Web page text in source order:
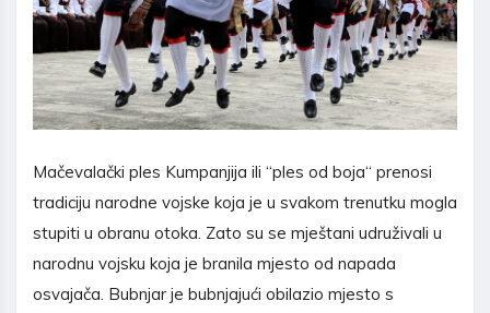
Mačevalački ples Kumpanjija ili “ples od boja“ prenosi
tradiciju narodne vojske koja je u svakom trenutku mogla
stupiti u obranu otoka. Zato su se mještani udruživali u
narodnu vojsku koja je branila mjesto od napada
osvajača. Bubnjar je bubnjajući obilazio mjesto s